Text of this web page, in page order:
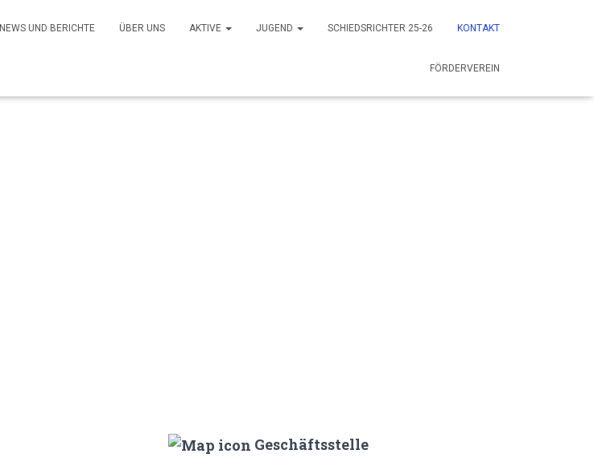
NEWS UND BERICHTE ÜBER UNS AKTIVE JUGEND SCHIEDSRICHTER 25-26 KONTAKT
FÖRDERVEREIN
Geschäftsstelle